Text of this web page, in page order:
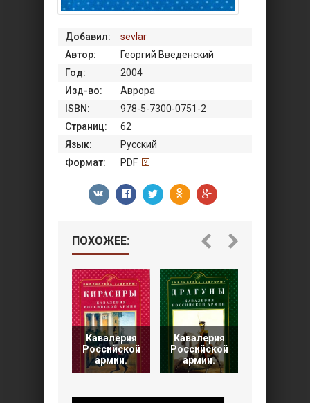
Добавил:
sevlar
Автор:
Георгий Введенский
Год:
2004
Изд-во:
Аврора
ISBN:
978-5-7300-0751-2
Страниц:
62
Язык:
Русский
Формат:
PDF
ПОХОЖЕЕ:
Кавалерия
Российской
армии.
Кавалерия
Российской
армии.